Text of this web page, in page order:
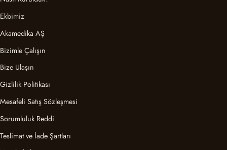
Ekbimiz
Akamedika AŞ
Bizimle Çalışın
Bize Ulaşın
Gizlilik Politikası
Mesafeli Satış Sözleşmesi
Sorumluluk Reddi
Teslimat ve İade Şartları